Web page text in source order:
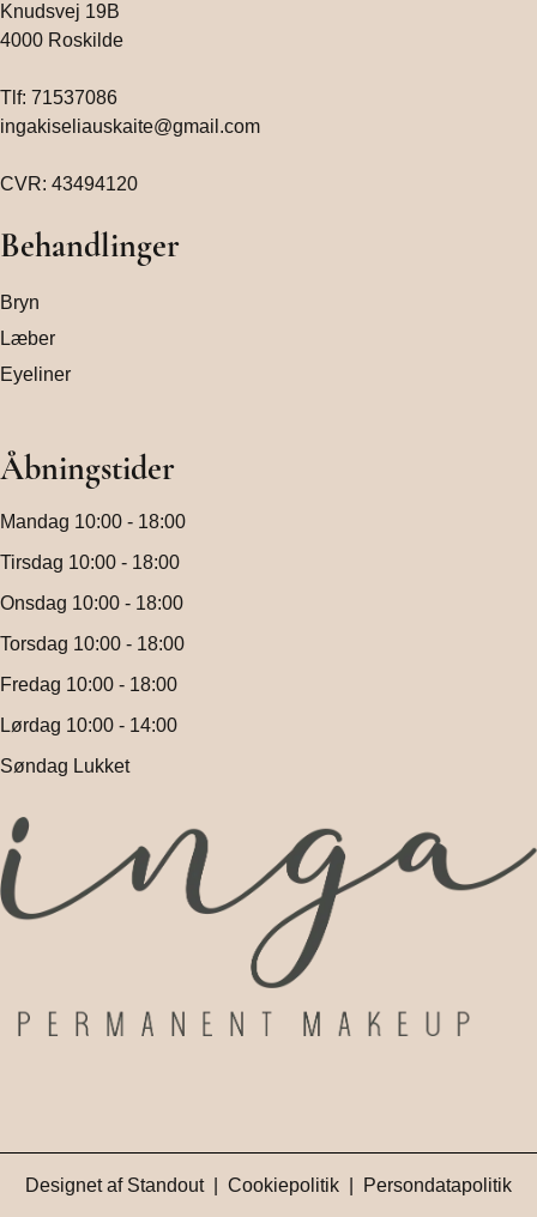
Knudsvej 19B
4000 Roskilde
Tlf: 71537086
ingakiseliauskaite@gmail.com
CVR: 43494120
Behandlinger
Bryn
Læber
Eyeliner
Åbningstider
Mandag 10:00 - 18:00
Tirsdag 10:00 - 18:00
Onsdag 10:00 - 18:00
Torsdag 10:00 - 18:00
Fredag 10:00 - 18:00
Lørdag 10:00 - 14:00
Søndag Lukket
Designet af Standout| Cookiepolitik Persondatapolitik